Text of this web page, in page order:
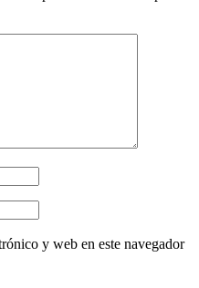
y web en este navegador